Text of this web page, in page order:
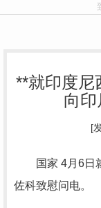
**就印度尼
向
[
国家 4月6日就
佐科致慰问电。